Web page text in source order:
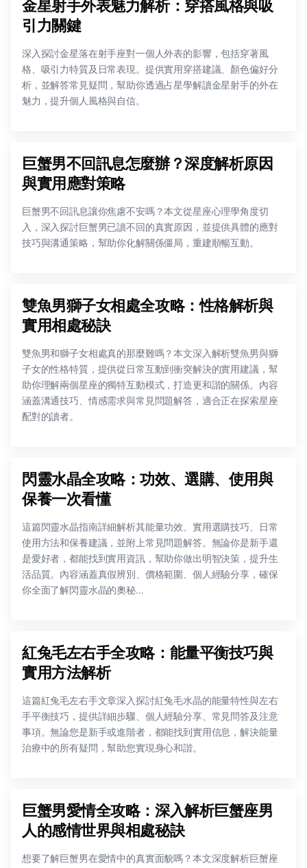
金星射手外表魅力解析：穿搭風格與吸
引力關鍵
深入探討金星落在射手座對一個人外表的影響，包括穿著風
格、吸引力特質及日常表現。提供實用穿搭建議、顏色偏好分
析，並解答常見疑問，幫助你透過占星學解讀金星射手的外在
魅力，提升個人風格與自信。
巨蟹男不回訊息怎麼辦？深度解析原因
與實用應對策略
巨蟹男不回訊息讓你焦慮不安嗎？本文從星座心理學角度切
入，深入探討巨蟹男已讀不回的真實原因，並提供具體的應對
技巧與溝通策略，幫助你化解關係僵局，重建順暢互動。
雙魚男獅子女相處全攻略：性格解析與
實用相處秘訣
雙魚男和獅子女相處真的那麼難嗎？本文深入解析雙魚男與獅
子女的性格特質，提供從日常互動到衝突解決的實用建議，幫
助你理解兩個星座的獨特互動模式，打造更和諧的關係。內容
涵蓋溝通技巧、情感需求與常見問題解答，適合正在探索星座
配對的讀者。
閃靈水晶全攻略：功效、選購、使用與
保養一次看懂
這篇閃靈水晶指南詳細解析其能量功效、實用選購技巧、日常
使用方法和保養建議，並附上常見問題解答。無論你是新手還
是愛好者，都能找到實用資訊，幫助你做出明智決策，提升生
活品質。內容涵蓋真假辨別、價格範圍、個人經驗分享，確保
你全面了解閃靈水晶的奧秘...
紅兔毛左右手全攻略：能量平衡技巧與
實用方法解析
這篇紅兔毛左右手文章深入探討紅兔毛水晶的能量特性與左右
手平衡技巧，提供詳細步驟、個人經驗分享、常見問答及注意
事項。無論您是新手或進階者，都能找到實用信息，解決能量
治療中的所有疑問，幫助您實現身心和諧。
巨蟹男愛情全攻略：深入解析巨蟹座男
人的感情世界與相處秘訣
想要了解巨蟹男在愛情中的真實面貌嗎？本文深度解析巨蟹座